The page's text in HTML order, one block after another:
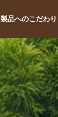
製品へのこだわり